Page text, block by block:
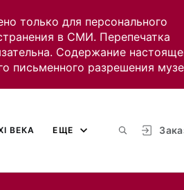
только для персонального
в СМИ. Перепечатка
Содержание
письменного разрешения
ВЕКА ЕЩЕ